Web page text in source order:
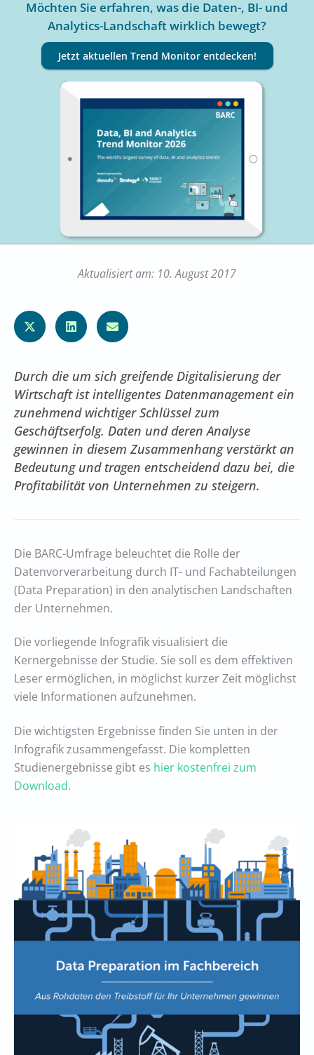
Möchten Sie erfahren, was die Daten-, BI- und
Analytics-Landschaft wirklich bewegt?
Jetzt aktuellen Trend Monitor entdecken!
Aktualisiert am: 10. August 2017
Durch die um sich greifende Digitalisierung der
Wirtschaft ist intelligentes Datenmanagement ein
zunehmend wichtiger Schlüssel zum
Geschäftserfolg. Daten und deren Analyse
gewinnen in diesem Zusammenhang verstärkt an
Bedeutung und tragen entscheidend dazu bei, die
Profitabilität von Unternehmen zu steigern.
Die BARC-Umfrage beleuchtet die Rolle der
Datenvorverarbeitung durch IT- und Fachabteilungen
(Data Preparation) in den analytischen Landschaften
der Unternehmen.
Die vorliegende Infografik visualisiert die
Kernergebnisse der Studie. Sie soll es dem effektiven
Leser ermöglichen, in möglichst kurzer Zeit möglichst
viele Informationen aufzunehmen.
Die wichtigsten Ergebnisse finden Sie unten in der
Infografik zusammengefasst. Die kompletten
Studienergebnisse gibt es hier kostenfrei zum
Download.